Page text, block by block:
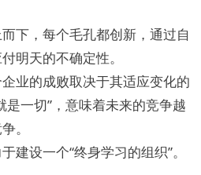
下，每个毛孔都创新，通过自
明天的不确定性。
业的成败取决于其适应变化的
是一切”，意味着未来的竞争越
。
建设一个“终身学习的组织”。